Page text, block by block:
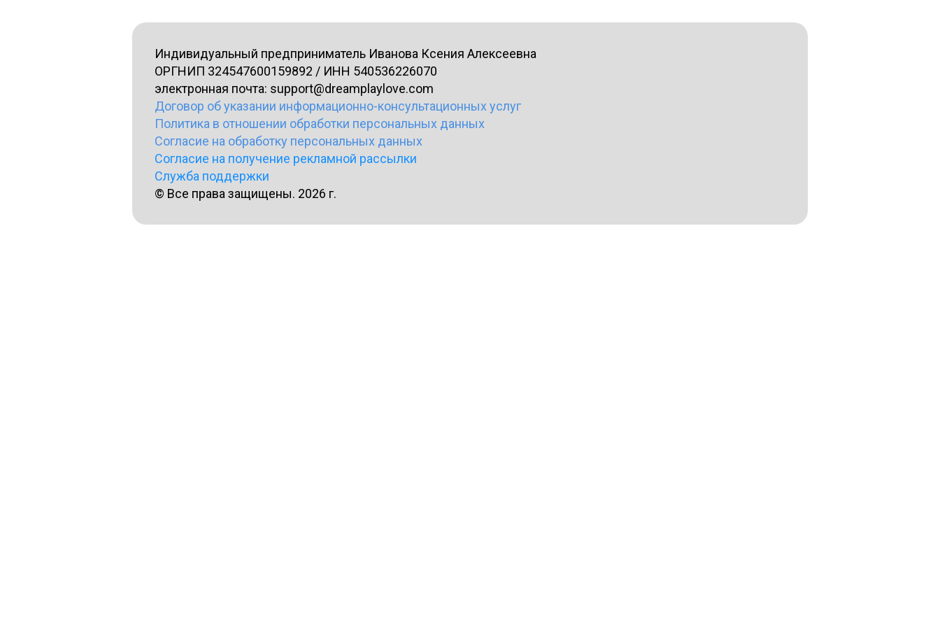
Индивидуальный предприниматель Иванова Ксения Алексеевна
ОРГНИП 324547600159892 / ИНН 540536226070
электронная почта: support@dreamplaylove.com
Договор об указании информационно-консультационных услуг
Политика в отношении обработки персональных данных
Согласие на обработку персональных данных
Согласие на получение рекламной рассылки
Служба поддержки
© Все права защищены. 2026 г.